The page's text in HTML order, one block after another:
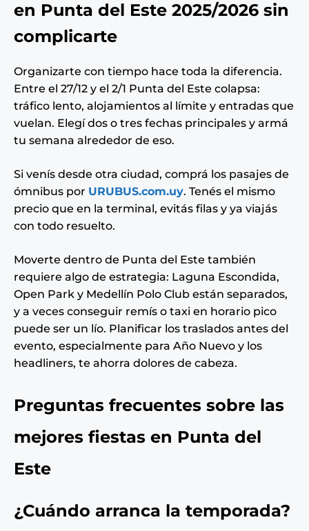
en Punta del Este 2025/2026 sin
complicarte
Organizarte con tiempo hace toda la diferencia.
Entre el 27/12 y el 2/1 Punta del Este colapsa:
tráfico lento, alojamientos al límite y entradas que
vuelan. Elegí dos o tres fechas principales y armá
tu semana alrededor de eso.
Si venís desde otra ciudad, comprá los pasajes de
ómnibus por URUBUS.com.uy. Tenés el mismo
precio que en la terminal, evitás filas y ya viajás
con todo resuelto.
Moverte dentro de Punta del Este también
requiere algo de estrategia: Laguna Escondida,
Open Park y Medellín Polo Club están separados,
y a veces conseguir remís o taxi en horario pico
puede ser un lío. Planificar los traslados antes del
evento, especialmente para Año Nuevo y los
headliners, te ahorra dolores de cabeza.
Preguntas frecuentes sobre las
mejores fiestas en Punta del
Este
¿Cuándo arranca la temporada?